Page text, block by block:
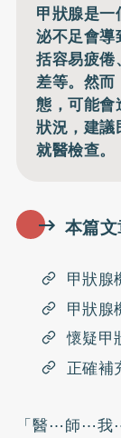
甲狀腺是
泌不足會
括容易疲
差等。然
態，可能
狀況，建
就醫檢查。
本篇
甲狀腺
甲狀腺
懷疑甲
正確補
「醫⋯師⋯